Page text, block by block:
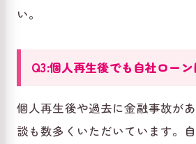
い。
Q3:個人再生後でも自社ロー
個人再生後や過去に金融事故が
談も数多くいただいています。